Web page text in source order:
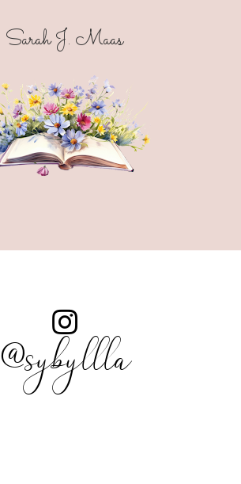
Sarah J. Maas
@sybyllla